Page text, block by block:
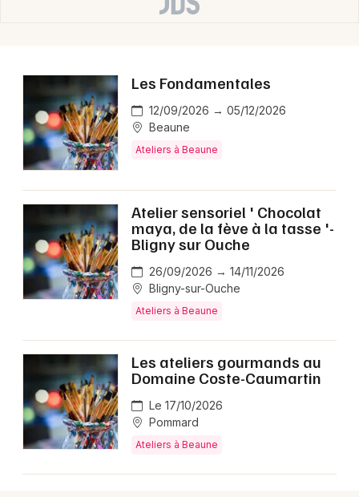
Ateliers en Bourgogne
Ateliers en Bourgogne-Franche-Comté
Newsletter des sorties
Artistes en tournée
Magazine à Beaune
Les Fondamentales
12/09/2026 → 05/12/2026
Beaune
Ateliers à Beaune
Atelier sensoriel ' Chocolat
maya, de la fève à la tasse '-
Bligny sur Ouche
26/09/2026 → 14/11/2026
Bligny-sur-Ouche
Ateliers à Beaune
Les ateliers gourmands au
Domaine Coste-Caumartin
Le 17/10/2026
Pommard
Ateliers à Beaune